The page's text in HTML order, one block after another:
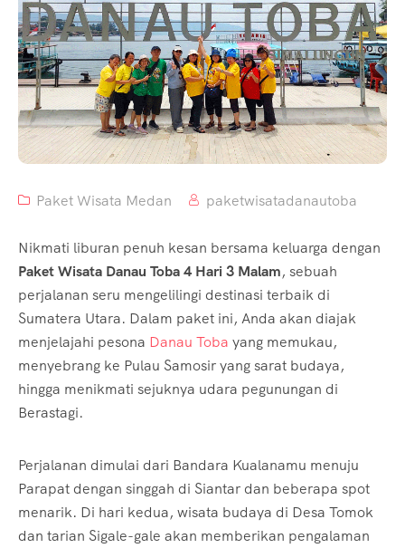
Paket Wisata Medan paketwisatadanautoba
Nikmati liburan penuh kesan bersama keluarga dengan
Paket Wisata Danau Toba 4 Hari 3 Malam, sebuah
perjalanan seru mengelilingi destinasi terbaik di
Sumatera Utara. Dalam paket ini, Anda akan diajak
menjelajahi pesona Danau Toba yang memukau,
menyebrang ke Pulau Samosir yang sarat budaya,
hingga menikmati sejuknya udara pegunungan di
Berastagi.
Perjalanan dimulai dari Bandara Kualanamu menuju
Parapat dengan singgah di Siantar dan beberapa spot
menarik. Di hari kedua, wisata budaya di Desa Tomok
dan tarian Sigale-gale akan memberikan pengalaman